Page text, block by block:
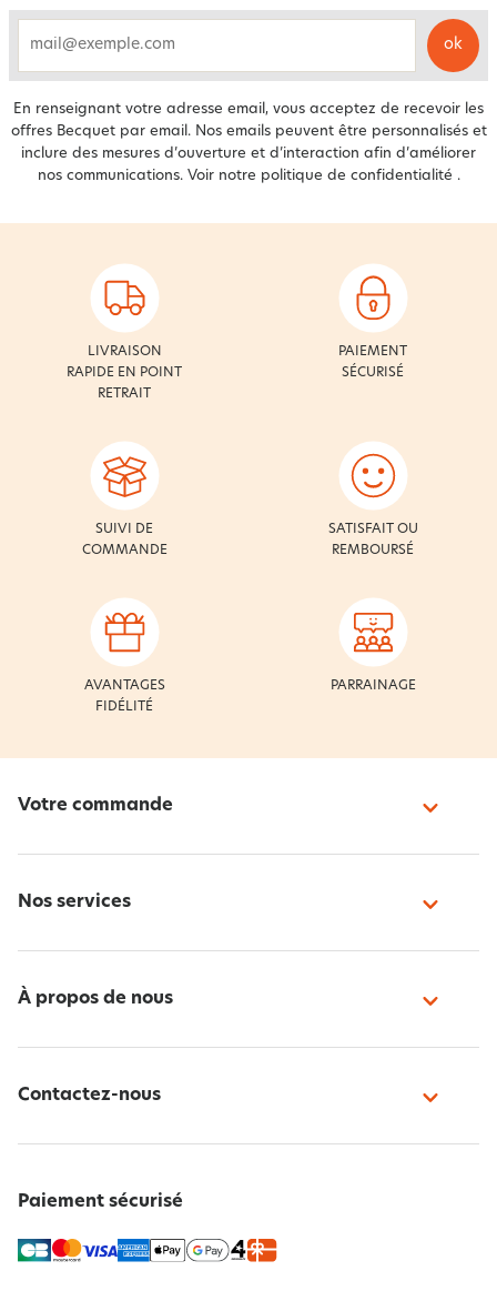
ok
En renseignant votre adresse email, vous acceptez de recevoir les
offres Becquet par email. Nos emails peuvent être personnalisés et
inclure des mesures d’ouverture et d’interaction afin d’améliorer
nos communications. Voir notre politique de confidentialité .
LIVRAISON
RAPIDE EN POINT
RETRAIT
PAIEMENT
SÉCURISÉ
SUIVI DE
COMMANDE
SATISFAIT OU
REMBOURSÉ
AVANTAGES
FIDÉLITÉ
PARRAINAGE
Votre commande
Nos services
À propos de nous
Contactez-nous
Paiement sécurisé